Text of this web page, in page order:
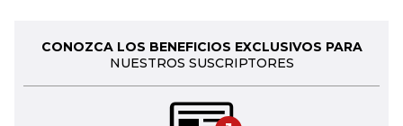
CONOZCA LOS BENEFICIOS EXCLUSIVOS PARA
NUESTROS SUSCRIPTORES